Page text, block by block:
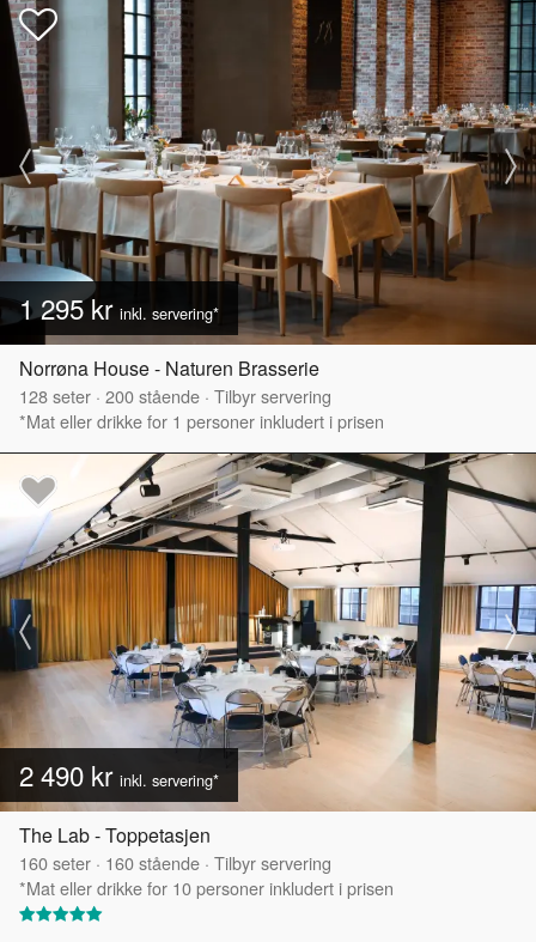
1 295 kr inkl. servering*
Norrøna House - Naturen Brasserie
128seter · 200stående · Tilbyr servering
*Mat eller drikke for 1 personer inkludert i prisen
2 490 kr inkl. servering*
The Lab - Toppetasjen
160seter · 160stående · Tilbyr servering
*Mat eller drikke for 10 personer inkludert i prisen